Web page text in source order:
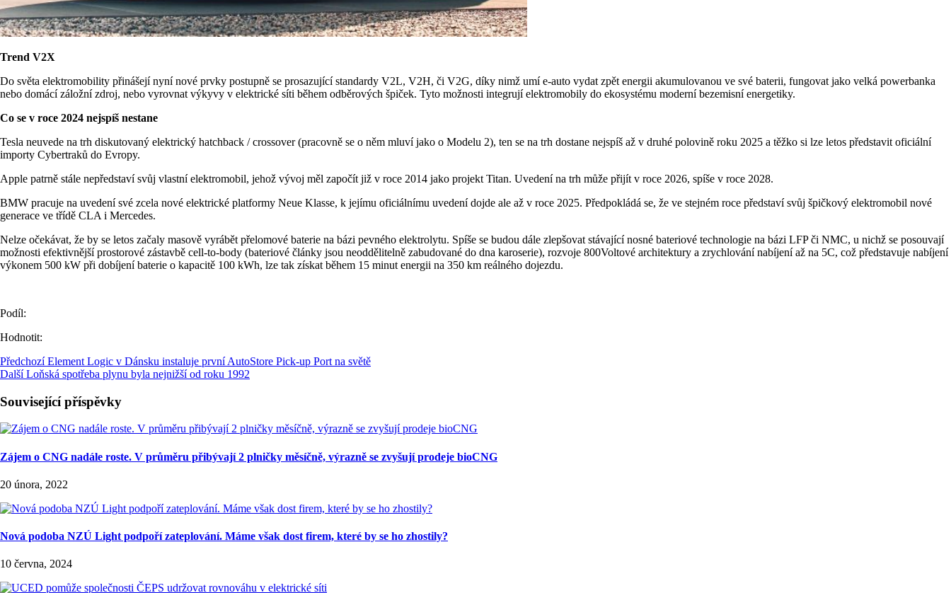
Trend V2X
Do světa elektromobility přinášejí nyní nové prvky postupně se prosazující standardy V2L, V2H, či V2G, díky nimž umí e-auto vydat zpět energii akumulovanou ve své baterii, fungovat jako velká powerbanka
nebo domácí záložní zdroj, nebo vyrovnat výkyvy v elektrické síti během odběrových špiček. Tyto možnosti integrují elektromobily do ekosystému moderní bezemisní energetiky.
Co se v roce 2024 nejspíš nestane
Tesla neuvede na trh diskutovaný elektrický hatchback / crossover (pracovně se o něm mluví jako o Modelu 2), ten se na trh dostane nejspíš až v druhé polovině roku 2025 a těžko si lze letos představit oficiální
importy Cybertraků do Evropy.
Apple patrně stále nepředstaví svůj vlastní elektromobil, jehož vývoj měl započít již v roce 2014 jako projekt Titan. Uvedení na trh může přijít v roce 2026, spíše v roce 2028.
BMW pracuje na uvedení své zcela nové elektrické platformy Neue Klasse, k jejímu oficiálnímu uvedení dojde ale až v roce 2025. Předpokládá se, že ve stejném roce představí svůj špičkový elektromobil nové
generace ve třídě CLA i Mercedes.
Nelze očekávat, že by se letos začaly masově vyrábět přelomové baterie na bázi pevného elektrolytu. Spíše se budou dále zlepšovat stávající nosné bateriové technologie na bázi LFP či NMC, u nichž se posouvají
možnosti efektivnější prostorové zástavbě cell-to-body (bateriové články jsou neoddělitelně zabudované do dna karoserie), rozvoje 800Voltové architektury a zrychlování nabíjení až na 5C, což představuje nabíjení
výkonem 500 kW při dobíjení baterie o kapacitě 100 kWh, lze tak získat během 15 minut energii na 350 km reálného dojezdu.
Podíl:
Hodnotit:
Předchozí Element Logic v Dánsku instaluje první AutoStore Pick-up Port na světě
Další Loňská spotřeba plynu byla nejnižší od roku 1992
Související příspěvky
Zájem o CNG nadále roste. V průměru přibývají 2 plničky měsíčně, výrazně se zvyšují prodeje bioCNG
20 února, 2022
Nová podoba NZÚ Light podpoří zateplování. Máme však dost firem, které by se ho zhostily?
10 června, 2024